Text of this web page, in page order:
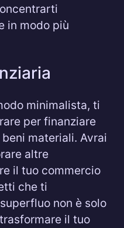
in modo più
minimalista, ti
per finanziare
materiali. Avrai
altre
il tuo commercio
che ti
non è solo
il tuo